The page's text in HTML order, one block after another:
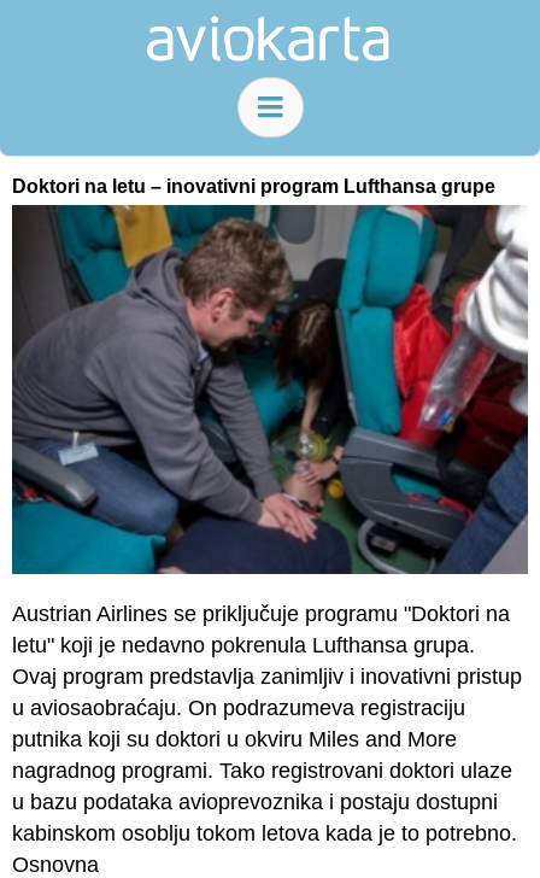
Doktori na letu – inovativni program Lufthansa grupe
Austrian Airlines se priključuje programu "Doktori na
letu" koji je nedavno pokrenula Lufthansa grupa.
Ovaj program predstavlja zanimljiv i inovativni pristup
u aviosaobraćaju. On podrazumeva registraciju
putnika koji su doktori u okviru Miles and More
nagradnog programi. Tako registrovani doktori ulaze
u bazu podataka avioprevoznika i postaju dostupni
kabinskom osoblju tokom letova kada je to potrebno.
Osnovna